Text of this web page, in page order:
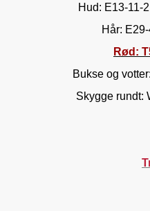
Hud: E13-11-
Hår:
Rød:
Bukse og
Skygge rundt: